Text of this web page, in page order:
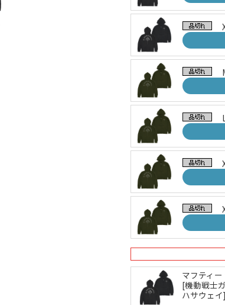
マフティ
[機動戦士
ハサウェイ]